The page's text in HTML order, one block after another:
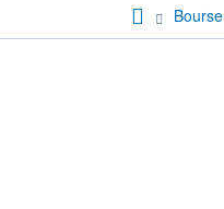
Bourse